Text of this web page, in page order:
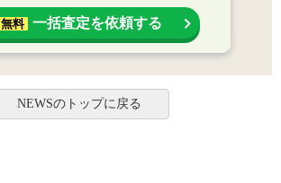
無料 一括査定を依頼する
NEWSのトップに戻る